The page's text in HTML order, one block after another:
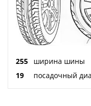
255 ширина шины
19
посадочный